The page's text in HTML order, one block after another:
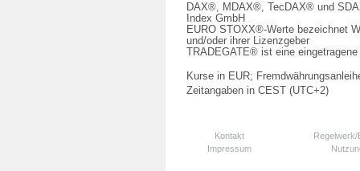
DAX®, MDAX®, TecDAX® und
Index GmbH
EURO STOXX®-Werte bezeichnet
und/oder ihrer Lizenzgeber
TRADEGATE® ist eine
Kurse in EUR;
Zeitangaben in CEST (UTC+2)
Kontakt
Impressum